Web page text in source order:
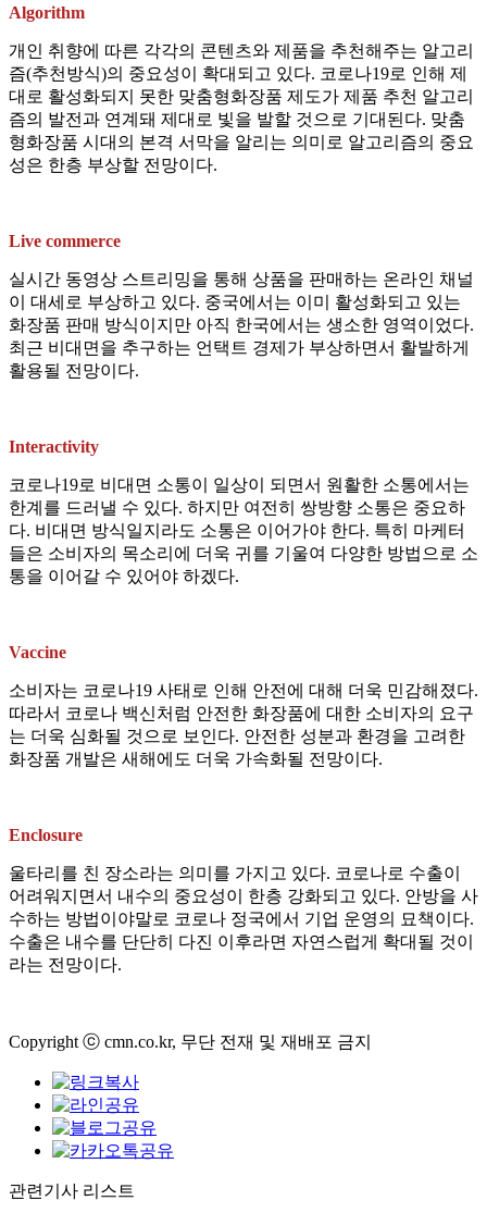
Algorithm
개인 취향에 따른 각각의 콘텐츠와 제품을 추천해주는 알고리
즘(추천방식)의 중요성이 확대되고 있다. 코로나19로 인해 제
대로 활성화되지 못한 맞춤형화장품 제도가 제품 추천 알고리
즘의 발전과 연계돼 제대로 빛을 발할 것으로 기대된다. 맞춤
형화장품 시대의 본격 서막을 알리는 의미로 알고리즘의 중요
성은 한층 부상할 전망이다.
Live commerce
실시간 동영상 스트리밍을 통해 상품을 판매하는 온라인 채널
이 대세로 부상하고 있다. 중국에서는 이미 활성화되고 있는
화장품 판매 방식이지만 아직 한국에서는 생소한 영역이었다.
최근 비대면을 추구하는 언택트 경제가 부상하면서 활발하게
활용될 전망이다.
Interactivity
코로나19로 비대면 소통이 일상이 되면서 원활한 소통에서는
한계를 드러낼 수 있다. 하지만 여전히 쌍방향 소통은 중요하
다. 비대면 방식일지라도 소통은 이어가야 한다. 특히 마케터
들은 소비자의 목소리에 더욱 귀를 기울여 다양한 방법으로 소
통을 이어갈 수 있어야 하겠다.
Vaccine
소비자는 코로나19 사태로 인해 안전에 대해 더욱 민감해졌다.
따라서 코로나 백신처럼 안전한 화장품에 대한 소비자의 요구
는 더욱 심화될 것으로 보인다. 안전한 성분과 환경을 고려한
화장품 개발은 새해에도 더욱 가속화될 전망이다.
Enclosure
울타리를 친 장소라는 의미를 가지고 있다. 코로나로 수출이
어려워지면서 내수의 중요성이 한층 강화되고 있다. 안방을 사
수하는 방법이야말로 코로나 정국에서 기업 운영의 묘책이다.
수출은 내수를 단단히 다진 이후라면 자연스럽게 확대될 것이
라는 전망이다.
Copyright ⓒ cmn.co.kr, 무단 전재 및 재배포 금지
관련기사 리스트